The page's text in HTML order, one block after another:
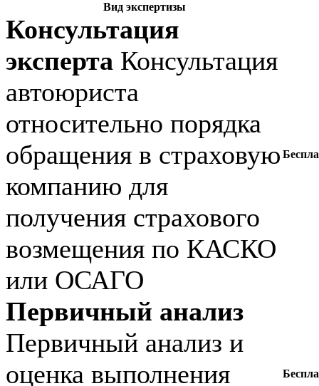
Вид экспертизы
Консультация
эксперта Консультация
автоюриста
относительно порядка
обращения в страховую
компанию для
получения страхового
возмещения по КАСКО
или ОСАГО
Первичный анализ
Первичный анализ и
оценка выполнения